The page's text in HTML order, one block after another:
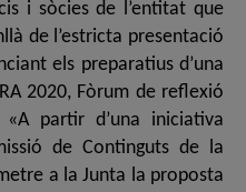
i sòcies de l’entitat que
de l’estricta presentació
els preparatius d’una
2020, Fòrum de reflexió
partir d’una iniciativa
de Continguts de la
a la Junta la proposta